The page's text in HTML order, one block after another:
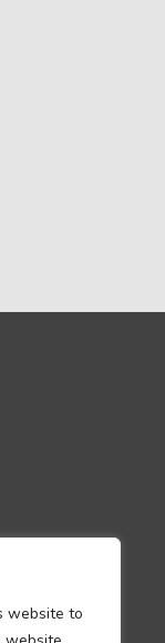
website to